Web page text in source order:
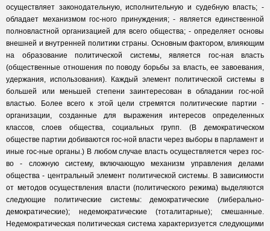
осуществляет законодательную, исполнительную и судебную власть; -
обладает механизмом гос-ного принуждения; - является единственной
полновластной организацией для всего общества; - определяет основы
внешней и внутренней политики страны. Основным фактором, влияющим
на образование политической системы, является гос-ная власть
(общественные отношения по поводу борьбы за власть, ее завоевания,
удержания, использования). Каждый элемент политической системы в
большей или меньшей степени заинтересован в обладании гос-ной
властью. Более всего к этой цели стремятся политические партии -
организации, созданные для выражения интересов определенных
классов, слоев общества, социальных групп. (В демократическом
обществе партии добиваются гос-ной власти через выборы в парламент и
иные гос-ные органы.) В любом случае власть осуществляется через гос-
во - сложную систему, включающую механизм управления делами
общества - центральный элемент политической системы. В зависимости
от методов осуществления власти (политического режима) выделяются
следующие политические системы: демократические (либерально-
демократические); недемократические (тоталитарные); смешанные.
Недемократическая политическая система характеризуется следующими